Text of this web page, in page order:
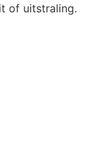
of uitstraling.